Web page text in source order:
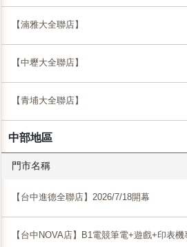
【湳雅大全聯店】
【中壢大全聯店】
【青埔大全聯店】
中部地區
門市名稱
【台中進德全聯店】2026/7/18開幕
【台中NOVA店】B1電競筆電+遊戲+印表機